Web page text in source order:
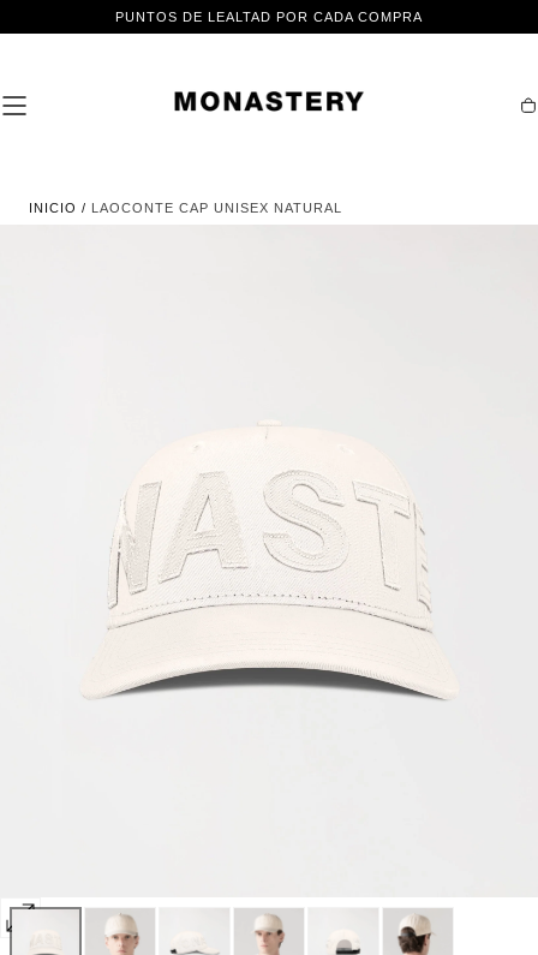
CONTENIDO
PUNTOS DE LEALTAD POR CADA COMPRA
INICIO / LAOCONTE CAP UNISEX NATURAL